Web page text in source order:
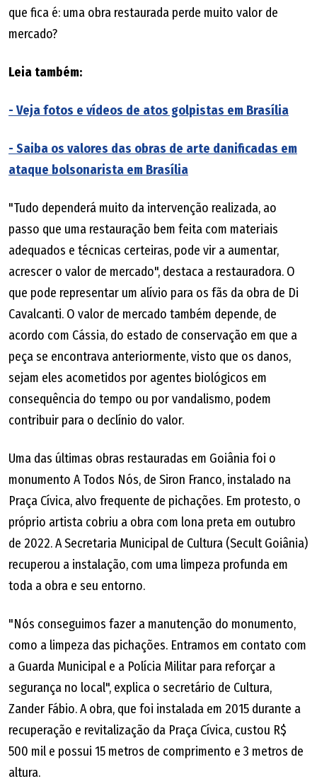
que fica é: uma obra restaurada perde muito valor de
mercado?
Leia também:
- Veja fotos e vídeos de atos golpistas em Brasília
- Saiba os valores das obras de arte danificadas em
ataque bolsonarista em Brasília
"Tudo dependerá muito da intervenção realizada, ao
passo que uma restauração bem feita com materiais
adequados e técnicas certeiras, pode vir a aumentar,
acrescer o valor de mercado", destaca a restauradora. O
que pode representar um alívio para os fãs da obra de Di
Cavalcanti. O valor de mercado também depende, de
acordo com Cássia, do estado de conservação em que a
peça se encontrava anteriormente, visto que os danos,
sejam eles acometidos por agentes biológicos em
consequência do tempo ou por vandalismo, podem
contribuir para o declínio do valor.
Uma das últimas obras restauradas em Goiânia foi o
monumento A Todos Nós, de Siron Franco, instalado na
Praça Cívica, alvo frequente de pichações. Em protesto, o
próprio artista cobriu a obra com lona preta em outubro
de 2022. A Secretaria Municipal de Cultura (Secult Goiânia)
recuperou a instalação, com uma limpeza profunda em
toda a obra e seu entorno.
"Nós conseguimos fazer a manutenção do monumento,
como a limpeza das pichações. Entramos em contato com
a Guarda Municipal e a Polícia Militar para reforçar a
segurança no local", explica o secretário de Cultura,
Zander Fábio. A obra, que foi instalada em 2015 durante a
recuperação e revitalização da Praça Cívica, custou R$
500 mil e possui 15 metros de comprimento e 3 metros de
altura.